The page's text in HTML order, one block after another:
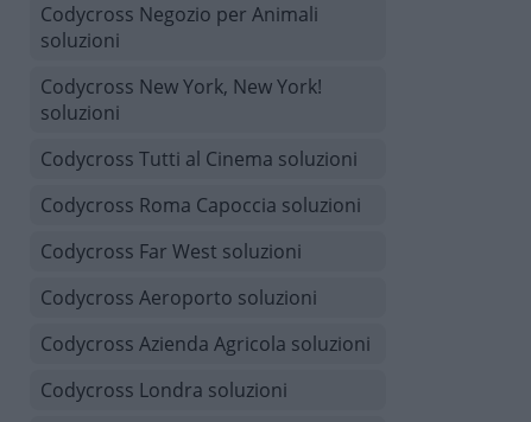
Codycross Negozio per Animali
soluzioni
Codycross New York, New York!
soluzioni
Codycross Tutti al Cinema soluzioni
Codycross Roma Capoccia soluzioni
Codycross Far West soluzioni
Codycross Aeroporto soluzioni
Codycross Azienda Agricola soluzioni
Codycross Londra soluzioni